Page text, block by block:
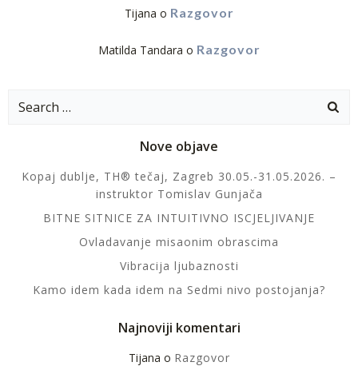
Tijana o Razgovor
Matilda Tandara o Razgovor
Search
Nove objave
Kopaj dublje, TH® tečaj, Zagreb 30.05.-31.05.2026. –
instruktor Tomislav Gunjača
BITNE SITNICE ZA INTUITIVNO ISCJELJIVANJE
Ovladavanje misaonim obrascima
Vibracija ljubaznosti
Kamo idem kada idem na Sedmi nivo postojanja?
Najnoviji komentari
Tijana o Razgovor